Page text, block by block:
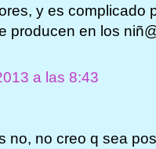
y es complicado
producen en los
a las 8:43
no, no creo q sea